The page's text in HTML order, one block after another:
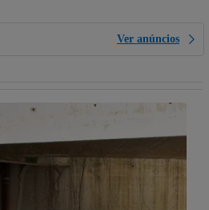
Ver anúncios